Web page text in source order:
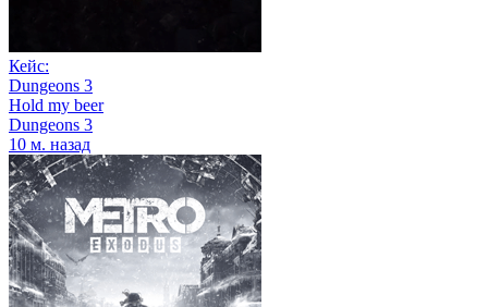
Кейс:
Dungeons 3
Hold my beer
Dungeons 3
10 м. назад